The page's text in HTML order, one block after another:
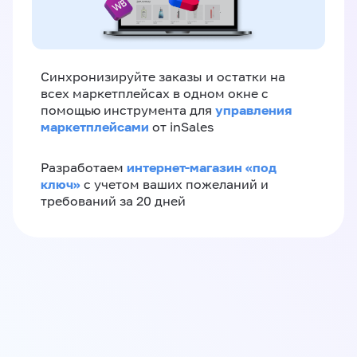
Синхронизируйте заказы и остатки на
всех маркетплейсах в одном окне с
помощью инструмента для управления
маркетплейсами от inSales
Разработаем интернет-магазин «‎под
ключ»‎ с учетом ваших пожеланий и
требований за 20 дней